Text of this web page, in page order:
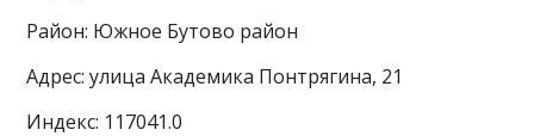
Район: Южное Бутово район
Адрес: улица Академика Понтрягина, 21
Индекс: 117041.0